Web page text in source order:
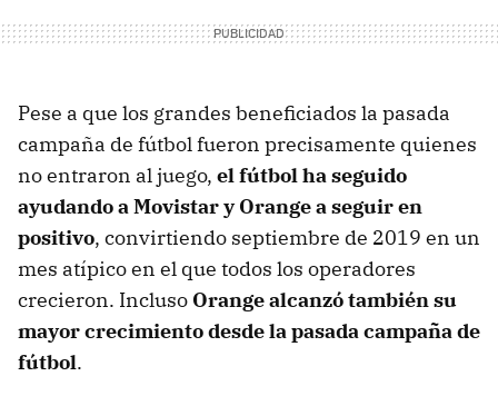
Pese a que los grandes beneficiados la pasada
campaña de fútbol fueron precisamente quienes
no entraron al juego, el fútbol ha seguido
ayudando a Movistar y Orange a seguir en
positivo, convirtiendo septiembre de 2019 en un
mes atípico en el que todos los operadores
crecieron. Incluso Orange alcanzó también su
mayor crecimiento desde la pasada campaña de
fútbol.